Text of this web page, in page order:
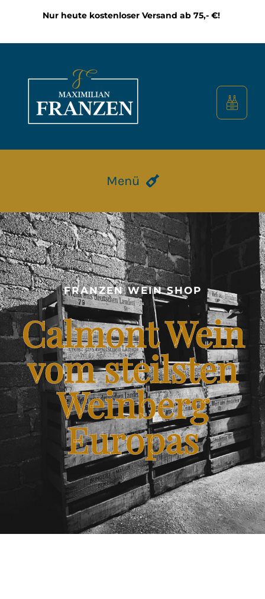
Nur heute kostenloser Versand ab 75,- €!
Menü
HOME
CALMONT WEINBERG
SHOP – FRANZEN WEIN VOM STEILSTEN WEINBERG
EUROPAS
BLOG – CALMONT WINE
KONTAKT
FRANZENKOCHT.DE
FRANZEN WEIN SHOP
Calmont Wein
vom steilsten
Weinberg
Europas